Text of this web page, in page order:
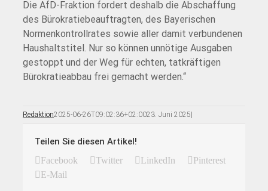
Die AfD-Fraktion fordert deshalb die Abschaffung
des Bürokratiebeauftragten, des Bayerischen
Normenkontrollrates sowie aller damit verbundenen
Haushaltstitel. Nur so können unnötige Ausgaben
gestoppt und der Weg für echten, tatkräftigen
Bürokratieabbau frei gemacht werden.“
Redaktion2025-06-26T09:02:36+02:0023. Juni 2025|
Teilen Sie diesen Artikel!
Facebook Twitter LinkedIn
Pinterest
E-Mail